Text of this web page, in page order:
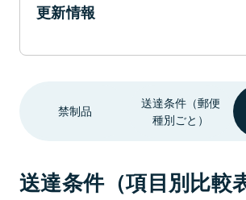
更新情報
禁制品
送達条件（郵便
種別ごと）
送達条件（項目別比較